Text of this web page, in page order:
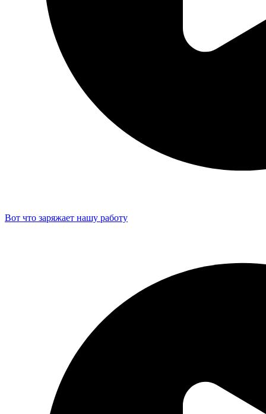
Вот что заряжает нашу работу